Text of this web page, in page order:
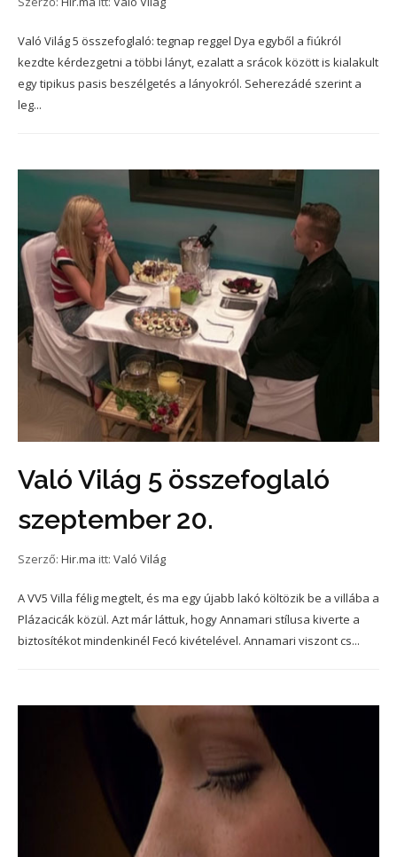
Való Világ 5 összefoglaló: tegnap reggel Dya egyből a fiúkról
kezdte kérdezgetni a többi lányt, ezalatt a srácok között is kialakult
egy tipikus pasis beszélgetés a lányokról. Seherezádé szerint a
leg...
Való Világ 5 összefoglaló
szeptember 20.
Szerző: Hir.ma itt: Való Világ
A VV5 Villa félig megtelt, és ma egy újabb lakó költözik be a villába a
Plázacicák közül. Azt már láttuk, hogy Annamari stílusa kiverte a
biztosítékot mindenkinél Fecó kivételével. Annamari viszont cs...